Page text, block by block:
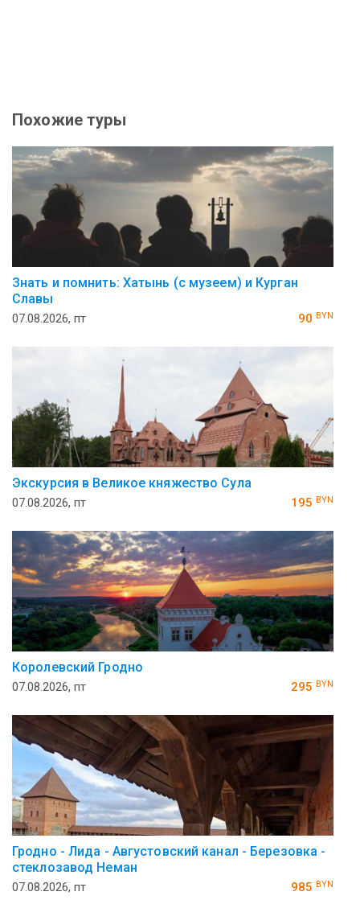
Похожие туры
Знать и помнить: Хатынь (с музеем) и Курган
Славы
07.08.2026, пт 90 BYN
Экскурсия в Великое княжество Сула
07.08.2026, пт 195 BYN
Королевский Гродно
07.08.2026, пт 295 BYN
Гродно - Лида - Августовский канал - Березовка -
стеклозавод Неман
07.08.2026, пт 985 BYN